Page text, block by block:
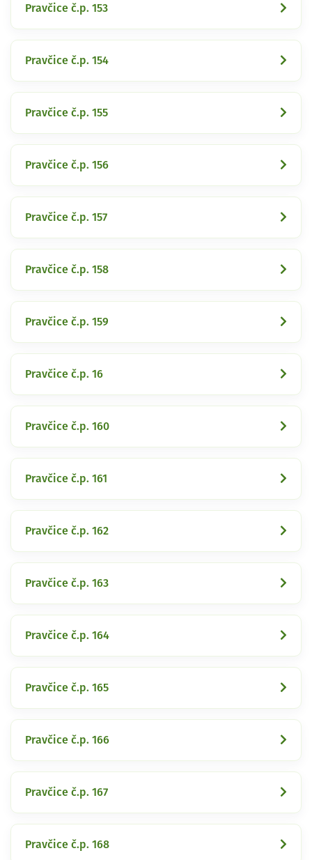
Pravčice č.p. 153
Pravčice č.p. 154
Pravčice č.p. 155
Pravčice č.p. 156
Pravčice č.p. 157
Pravčice č.p. 158
Pravčice č.p. 159
Pravčice č.p. 16
Pravčice č.p. 160
Pravčice č.p. 161
Pravčice č.p. 162
Pravčice č.p. 163
Pravčice č.p. 164
Pravčice č.p. 165
Pravčice č.p. 166
Pravčice č.p. 167
Pravčice č.p. 168